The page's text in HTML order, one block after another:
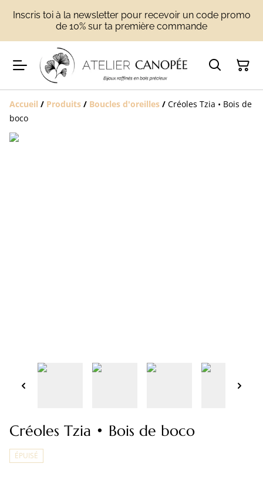
Inscris toi à la newsletter pour recevoir un code promo
de 10% sur ta première commande
Accueil / Produits / Boucles d'oreilles / Créoles Tzia • Bois de
boco
Créoles Tzia • Bois de boco
ÉPUISÉ